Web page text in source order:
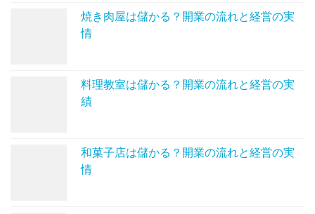
焼き肉屋は儲かる？開業の流れと経営の実
情
料理教室は儲かる？開業の流れと経営の実
績
和菓子店は儲かる？開業の流れと経営の実
情